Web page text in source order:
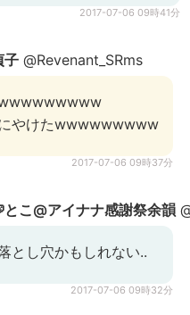
2017-07-06 09時41分
子 @Revenant_SRms
やけたwwwwwwwww
2017-07-06 09時37分
とこ@アイナナ感謝祭余韻
とし穴かもしれない..
2017-07-06 09時32分